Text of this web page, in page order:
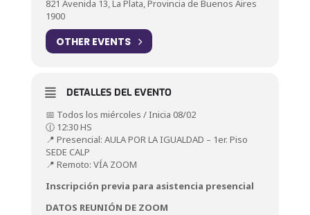
821 Avenida 13, La Plata, Provincia de Buenos Aires
1900
OTHER EVENTS
DETALLES DEL EVENTO
📅 Todos los miércoles / Inicia 08/02
🕧 12:30 HS
📍 Presencial: AULA POR LA IGUALDAD – 1er. Piso
SEDE CALP
📍 Remoto: VÍA ZOOM
Inscripción previa para asistencia presencial
DATOS REUNIÓN DE ZOOM